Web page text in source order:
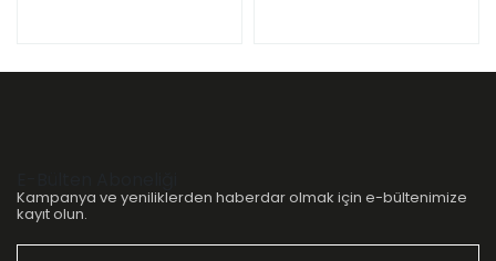
Kampanya ve yeniliklerden haberdar olmak için e-bültenimize
kayıt olun.